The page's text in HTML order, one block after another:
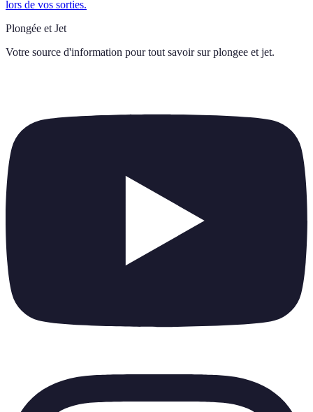
lors de vos sorties.
Plongée et Jet
Votre source d'information pour tout savoir sur plongee et jet.